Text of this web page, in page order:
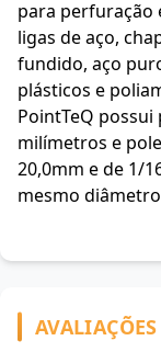
para perfuração
ligas de aço,
fundido, aço
plásticos e
PointTeQ
milímetros e
20,0mm e de 1/
mesmo
AVALIAÇÕES